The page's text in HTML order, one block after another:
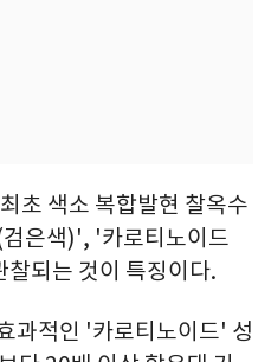
초 색소 복합발현 찰옥수
은색)', '카로티노이드
되는 것이 특징이다.
과적인 '카로티노이드' 성